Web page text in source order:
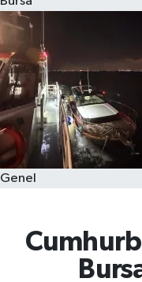
Genel
Sağlık
Dünya
Magazin
Kültür & Sanat
Teknoloji